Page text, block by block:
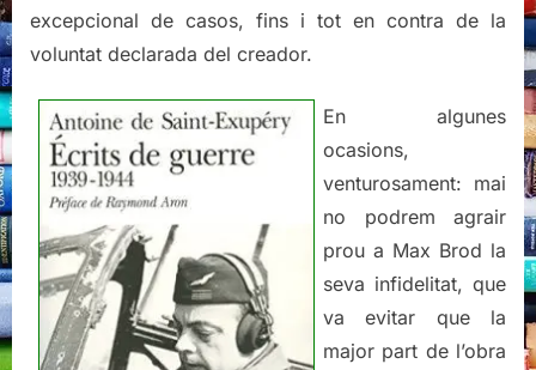
excepcional de casos, fins i tot en contra de la
voluntat declarada del creador.
En algunes
ocasions,
venturosament: mai
no podrem agrair
prou a Max Brod la
seva infidelitat, que
va evitar que la
major part de l’obra